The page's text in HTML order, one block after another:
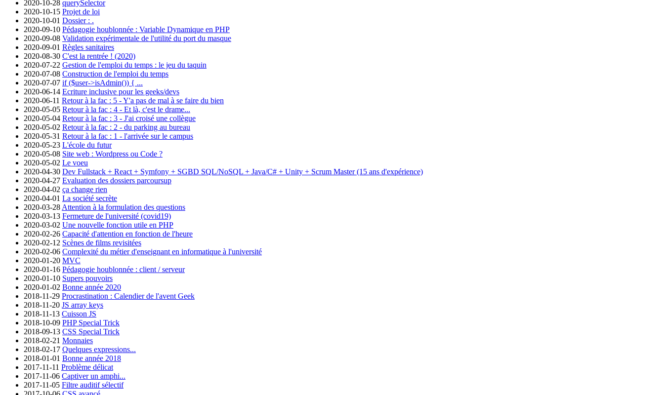
2020-10-28 querySelector
2020-10-15 Projet de loi
2020-10-01 Dossier : .
2020-09-10 Pédagogie houblonnée : Variable Dynamique en PHP
2020-09-08 Validation expérimentale de l'utilité du port du masque
2020-09-01 Règles sanitaires
2020-08-30 C'est la rentrée ! (2020)
2020-07-22 Gestion de l'emploi du temps : le jeu du taquin
2020-07-08 Construction de l'emploi du temps
2020-07-07 if ($user->isAdmin()) { ...
2020-06-14 Ecriture inclusive pour les geeks/devs
2020-06-11 Retour à la fac : 5 - Y'a pas de mal à se faire du bien
2020-05-05 Retour à la fac : 4 - Et là, c'est le drame...
2020-05-04 Retour à la fac : 3 - J'ai croisé une collègue
2020-05-02 Retour à la fac : 2 - du parking au bureau
2020-05-31 Retour à la fac : 1 - l'arrivée sur le campus
2020-05-23 L'école du futur
2020-05-08 Site web : Wordpress ou Code ?
2020-05-02 Le voeu
2020-04-30 Dev Fullstack + React + Symfony + SGBD SQL/NoSQL + Java/C# + Unity + Scrum Master (15 ans d'expérience)
2020-04-27 Evaluation des dossiers parcoursup
2020-04-02 ça change rien
2020-04-01 La société secrète
2020-03-28 Attention à la formulation des questions
2020-03-13 Fermeture de l'université (covid19)
2020-03-02 Une nouvelle fonction utile en PHP
2020-02-26 Capacité d'attention en fonction de l'heure
2020-02-12 Scènes de films revisitées
2020-02-06 Complexité du métier d'enseignant en informatique à l'université
2020-01-20 MVC
2020-01-16 Pédagogie houblonnée : client / serveur
2020-01-10 Supers pouvoirs
2020-01-02 Bonne année 2020
2018-11-29 Procrastination : Calendier de l'avent Geek
2018-11-20 JS array keys
2018-11-13 Cuisson JS
2018-10-09 PHP Special Trick
2018-09-13 CSS Special Trick
2018-02-21 Monnaies
2018-02-17 Quelques expressions...
2018-01-01 Bonne année 2018
2017-11-11 Problème délicat
2017-11-06 Captiver un amphi...
2017-11-05 Filtre auditif sélectif